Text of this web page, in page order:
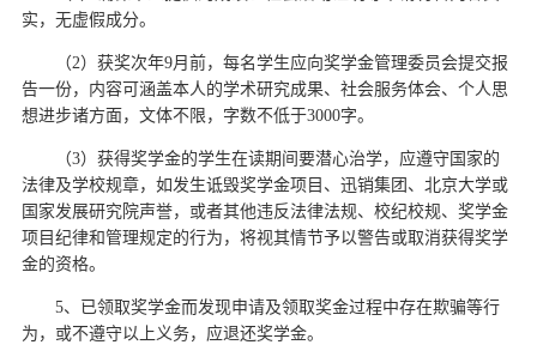
实，无虚假成分。
（2）获奖次年9月前，每名学生应向奖学金管理委员会提交报
告一份，内容可涵盖本人的学术研究成果、社会服务体会、个人思
想进步诸方面，文体不限，字数不低于3000字。
（3）获得奖学金的学生在读期间要潜心治学，应遵守国家的
法律及学校规章，如发生诋毁奖学金项目、迅销集团、北京大学或
国家发展研究院声誉，或者其他违反法律法规、校纪校规、奖学金
项目纪律和管理规定的行为，将视其情节予以警告或取消获得奖学
金的资格。
5、已领取奖学金而发现申请及领取奖金过程中存在欺骗等行
为，或不遵守以上义务，应退还奖学金。